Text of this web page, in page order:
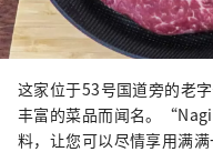
这家位于53号国道旁的老
丰富的菜品而闻名。
料，让您可以尽情享用满满